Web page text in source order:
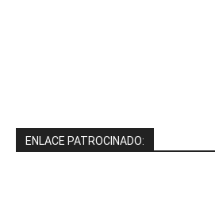
ENLACE PATROCINADO: